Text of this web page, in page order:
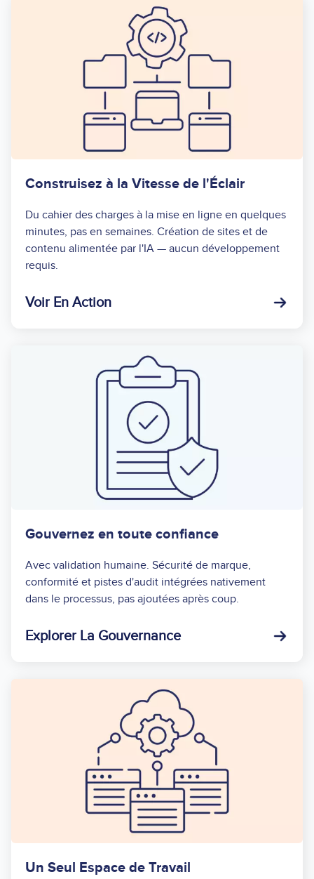
Construisez à la Vitesse de l'Éclair
Du cahier des charges à la mise en ligne en quelques
minutes, pas en semaines. Création de sites et de
contenu alimentée par l'IA — aucun développement
requis.
Voir En Action
Gouvernez en toute confiance
Avec validation humaine. Sécurité de marque,
conformité et pistes d'audit intégrées nativement
dans le processus, pas ajoutées après coup.
Explorer La Gouvernance
Un Seul Espace de Travail